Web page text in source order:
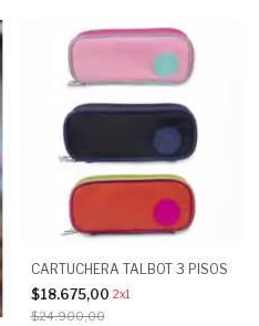
CARTUCHERA TALBOT 3 PISOS
$18.675,00 2x1
$24.900,00